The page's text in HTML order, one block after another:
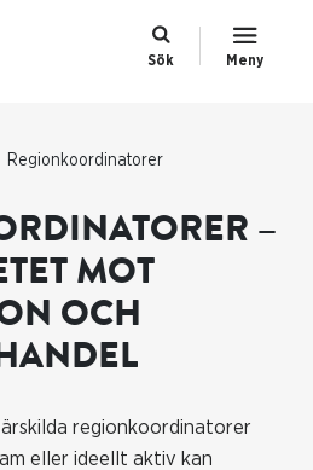
Sök Meny
Regionkoordinatorer
–
MOT
OCH
regionkoordinatorer
eller ideellt aktiv kan